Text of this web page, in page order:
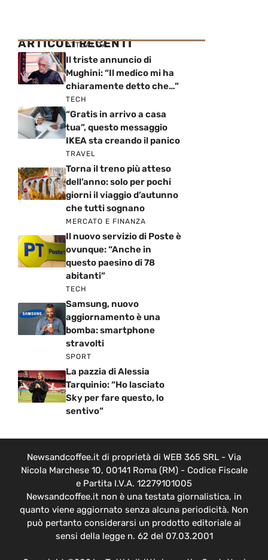
ARTICOLI RECENTI
ATTUALITÀ
Il triste annuncio di
Mughini: “Il medico mi ha
chiaramente detto che…”
TECH
“Gratis in arrivo a casa
tua”, questo messaggio
IKEA sta creando il panico
TRAVEL
Torna il treno più atteso
dell’anno: solo per pochi
giorni il viaggio d’autunno
che tutti sognano
MERCATO E FINANZA
Il nuovo servizio di Poste è
ovunque: “Anche in
questo paesino di 78
abitanti”
TECH
Samsung, nuovo
aggiornamento è una
bomba: smartphone
stravolti
SPORT
La pazzia di Alessia
Tarquinio: “Ho lasciato
Sky per fare questo, lo
sentivo”
Newsandcoffee.it di proprietà di WEB 365 SRL - Via
Nicola Marchese 10, 00141 Roma (RM) - Codice Fiscale
e Partita I.V.A. 12279101005
Newsandcoffee.it non è una testata giornalistica, in
quanto viene aggiornato senza alcuna periodicità. Non
può pertanto considerarsi un prodotto editoriale ai
sensi della legge n. 62 del 07.03.2001